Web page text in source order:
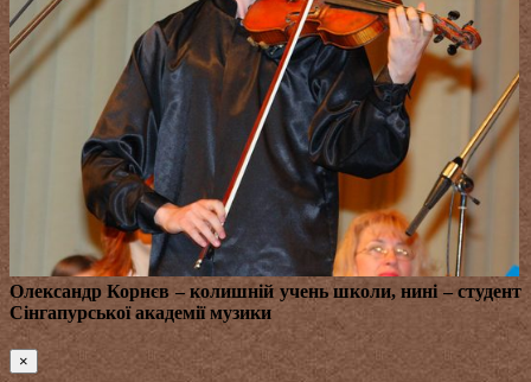
Олександр Корнєв – колишній учень школи, нині – студент
Сінгапурської академії музики
×